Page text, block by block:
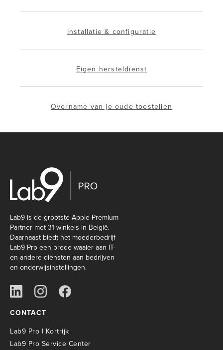
Installatie & configuratie
Eigen hersteldienst
Overname van je oude toestellen
Lab9 is de grootste Apple Premium
Partner met 31 winkels in België.
Daarnaast biedt het moederbedrijf
Lab9 Pro een brede waaier aan IT-
en andere diensten aan bedrijven
en onderwijsinstellingen.
CONTACT
Lab9 Pro | Kortrijk
Lab9 Pro Service Center